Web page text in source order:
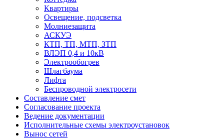
Квартиры
Освещение, подсветка
Молниезащита
АСКУЭ
КТП, ТП, МТП, ЗТП
ВЛЭП 0,4 и 10кВ
Электрообогрев
Шлагбаума
Лифта
Беспроводной электросети
Составление смет
Согласование проекта
Ведение документации
Исполнительные схемы электроустановок
Вынос сетей